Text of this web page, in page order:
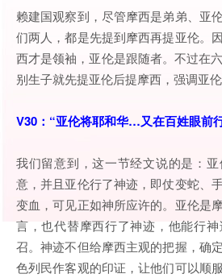
赖建国观察到，尽管摩西是弟弟、亚
们两人，都是先提到摩西再提亚伦。
西才是领袖，亚伦是跟随者。不过在
别生子就先提亚伦后提摩西，强调亚伦
V30：“亚伦将耶和华…又在百姓眼前
我们留意到，这一节经文说的是：
意，并且亚伦行了神迹，即仗变蛇、
变血，可见正如神所应许的。亚伦是
言，也代替摩西行了神迹，他能行
召。神迹不但给摩西主观的把握，确
色列民作客观的印证，让他们可以顺